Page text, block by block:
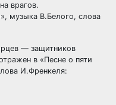
врагов.
музыка В.Белого, слова
— защитников
в «Песне о пяти
И.Френкеля: